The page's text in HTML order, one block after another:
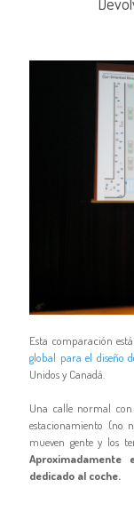
Esta comparación
global para el diseño
Unidos y Canadá.
Una calle normal
estacionamiento (no
mueven gente y los
dedicado al coche.